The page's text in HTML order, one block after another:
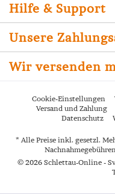
Hilfe & Support
Unsere
Wir versenden
Cookie-Einstellungen
Versand und Zahlung
Datenschutz
* Alle Preise inkl. gesetzl.
© 2026 Schlettau-Online -